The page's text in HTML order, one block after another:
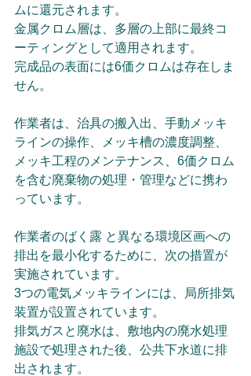
ムに還元されます。
金属クロム層は、多層の上部に最終コ
ーティングとして適用されます。
完成品の表面には6価クロムは存在しま
せん。
作業者は、治具の搬入出、手動メッキ
ラインの操作、メッキ槽の濃度調整、
メッキ工程のメンテナンス、6価クロム
を含む廃棄物の処理・管理などに携わ
っています。
作業者のばく露 と異なる環境区画への
排出を最小化するために、次の措置が
実施されています。
3つの電気メッキラインには、局所排気
装置が設置されています。
排気ガスと廃水は、敷地内の廃水処理
施設で処理された後、公共下水道に排
出されます。